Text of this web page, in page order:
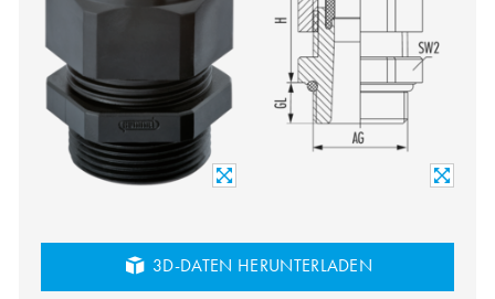
3D-DATEN HERUNTERLADEN